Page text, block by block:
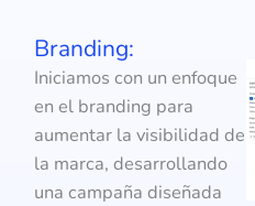
Branding:
Iniciamos con un enfoque
en el branding para
aumentar la visibilidad de
la marca, desarrollando
una campaña diseñada